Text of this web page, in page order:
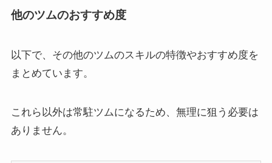
他のツムのおすすめ度
以下で、その他のツムのスキルの特徴やおすすめ度を
まとめています。
これら以外は常駐ツムになるため、無理に狙う必要は
ありません。